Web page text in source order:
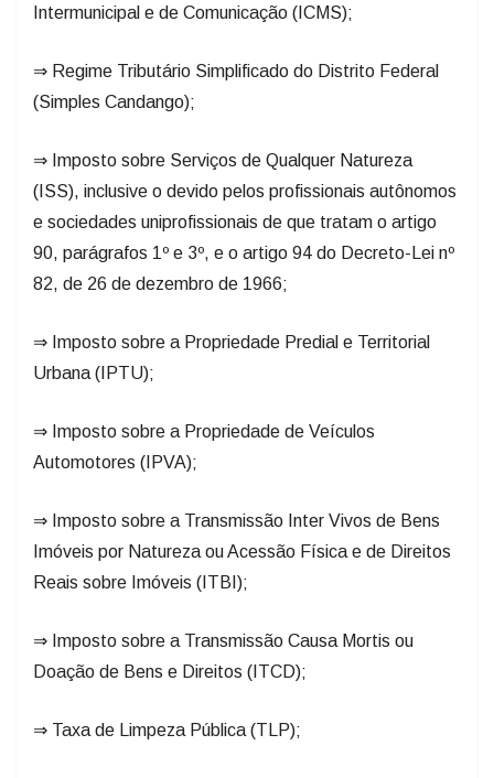
Intermunicipal e de Comunicação (ICMS);
⇒ Regime Tributário Simplificado do Distrito Federal
(Simples Candango);
⇒ Imposto sobre Serviços de Qualquer Natureza
(ISS), inclusive o devido pelos profissionais autônomos
e sociedades uniprofissionais de que tratam o artigo
90, parágrafos 1º e 3º, e o artigo 94 do Decreto-Lei nº
82, de 26 de dezembro de 1966;
⇒ Imposto sobre a Propriedade Predial e Territorial
Urbana (IPTU);
⇒ Imposto sobre a Propriedade de Veículos
Automotores (IPVA);
⇒ Imposto sobre a Transmissão Inter Vivos de Bens
Imóveis por Natureza ou Acessão Física e de Direitos
Reais sobre Imóveis (ITBI);
⇒ Imposto sobre a Transmissão Causa Mortis ou
Doação de Bens e Direitos (ITCD);
⇒ Taxa de Limpeza Pública (TLP);